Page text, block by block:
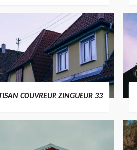
COUVREUR ZINGUEUR 33